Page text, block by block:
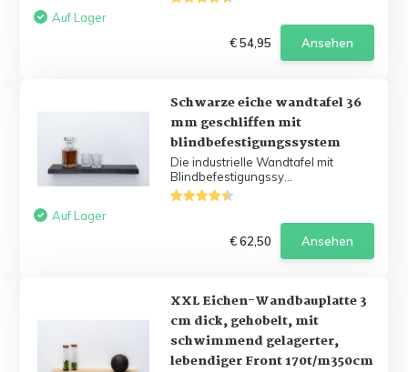
Auf Lager
€ 54,95
Ansehen
Schwarze eiche wandtafel 36
mm geschliffen mit
blindbefestigungssystem
Die industrielle Wandtafel mit
Blindbefestigungssy...
Auf Lager
€ 62,50
Ansehen
XXL Eichen-Wandbauplatte 3
cm dick, gehobelt, mit
schwimmend gelagerter,
lebendiger Front 170t/m350cm